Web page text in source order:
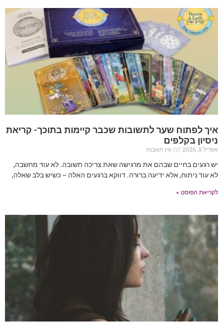
איך לפתוח שער לתשובות שכבר קיימות בתוכך- קריאת
ניסיון בקלפים
אפריל 5, 2026
אין תגובות
יש רגעים בחיים שבהם את מרגישה שאת צריכה תשובה. לא עוד מחשבה,
לא עוד ניתוח, אלא ידיעה ברורה. דווקא ברגעים האלה – כשיש בלב שאלה,
לקריאת הפוסט »